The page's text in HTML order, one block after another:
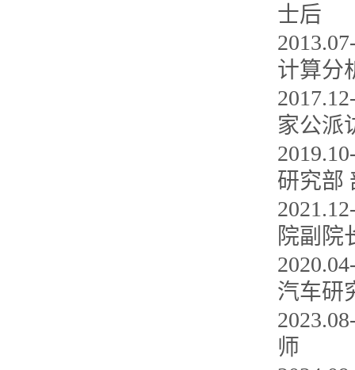
士后
计算分
家公派
研究部
院副院
汽车研
师